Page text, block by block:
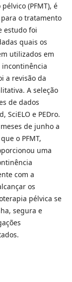
(PFMT), é
o tratamento
estudo foi
quais os
utilizados em
incontinência
a revisão da
A seleção
de dados
SciELO e PEDro.
de junho a
o PFMT,
uma
com a
os
pélvica se
segura e